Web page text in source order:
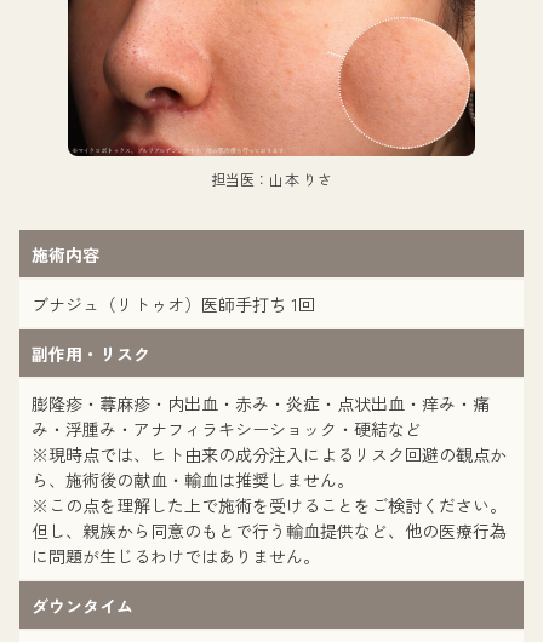
担当医：山本 りさ
施術内容
ブナジュ（リトゥオ）医師手打ち 1回
副作用・リスク
膨隆疹・蕁麻疹・内出血・赤み・炎症・点状出血・痒み・痛
み・浮腫み・アナフィラキシーショック・硬結など
※現時点では、ヒト由来の成分注入によるリスク回避の観点か
ら、施術後の献血・輸血は推奨しません。
※この点を理解した上で施術を受けることをご検討ください。
但し、親族から同意のもとで行う輸血提供など、他の医療行為
に問題が生じるわけではありません。
ダウンタイム